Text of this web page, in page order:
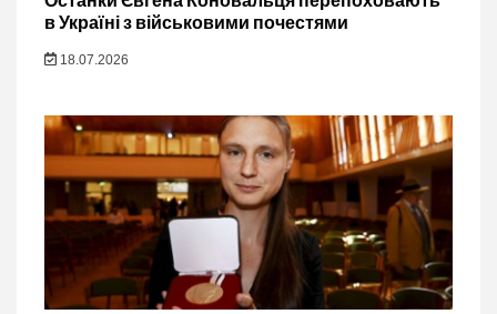
в Україні з військовими почестями
18.07.2026